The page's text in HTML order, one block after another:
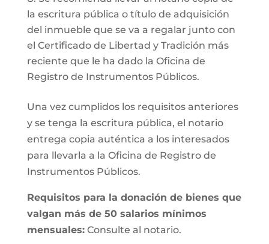
la escritura pública o título de adquisición
del inmueble que se va a regalar junto con
el Certificado de Libertad y Tradición más
reciente que le ha dado la Oficina de
Registro de Instrumentos Públicos.
Una vez cumplidos los requisitos anteriores
y se tenga la escritura pública, el notario
entrega copia auténtica a los interesados
para llevarla a la Oficina de Registro de
Instrumentos Públicos.
Requisitos para la donación de bienes que
valgan más de 50 salarios mínimos
mensuales:Consulte al notario.